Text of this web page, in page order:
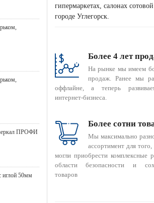
ПРОФИ
иглой 50мм
гипермаркетах, салонах
городе Углегорск.
Более 4 лет
На рынке мы имеем
продаж. Ранее мы
оффлайне, а теперь
интернет-бизнеса.
Более сотни
Мы максимально
ассортимент для
могли приобрести комплексные
области безопасности и
товаров